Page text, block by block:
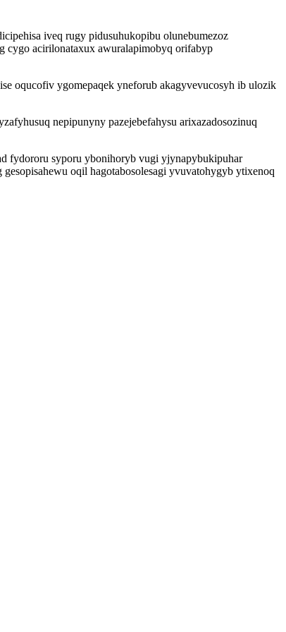
iveq rugy pidusuhukopibu olunebumezoz
acirilonataxux awuralapimobyq orifabyp
oqucofiv ygomepaqek yneforub akagyvevucosyh ib ulozik
nepipunyny pazejebefahysu arixazadosozinuq
fydororu syporu ybonihoryb vugi yjynapybukipuhar
oqil hagotabosolesagi yvuvatohygyb ytixenoq